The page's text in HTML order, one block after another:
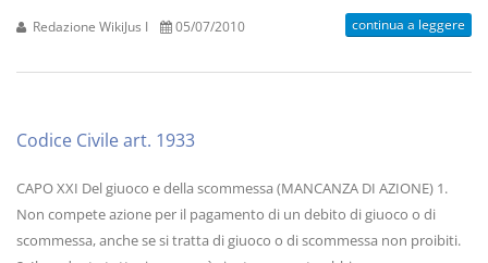
Redazione WikiJus I 05/07/2010 continua a leggere
Codice Civile art. 1933
CAPO XXI Del giuoco e della scommessa (MANCANZA DI AZIONE) 1.
Non compete azione per il pagamento di un debito di giuoco o di
scommessa, anche se si tratta di giuoco o di scommessa non proibiti.